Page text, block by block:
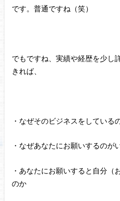
です。普通ですね（笑）
でもですね、実績や経歴を少し
きれば、
・なぜそのビジネスをしている
・なぜあなたにお願いするのが
・あなたにお願いすると自分（
のか